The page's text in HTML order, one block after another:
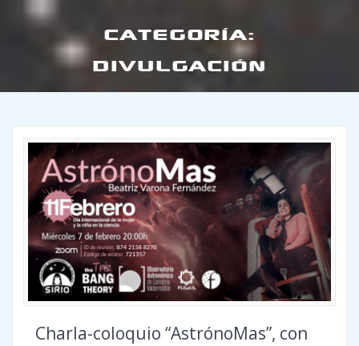
CATEGORÍA:
DIVULGACIÓN
Charla-coloquio “AstrónoMas”, con